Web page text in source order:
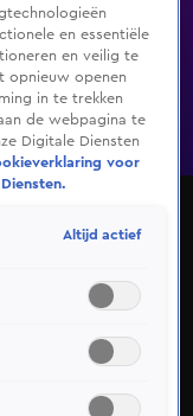
De Bondgenoten
Series in
en essentiële
en veilig te
opnieuw openen
in te trekken
de webpagina te
Digitale Diensten
voor
Altijd actief